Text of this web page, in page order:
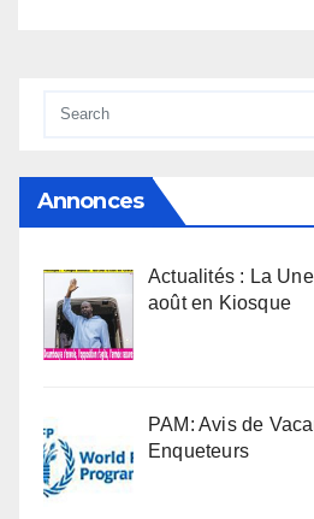
Annonces
Actualités : La
août en Kiosque
PAM: Avis de
Enqueteurs